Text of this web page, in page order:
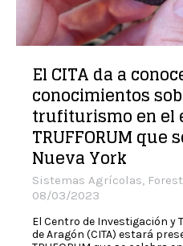
El CITA da a
conocimientos
trufiturismo en el
TRUFFORUM que
Nueva York
Sistemas Agrícolas,
08/03/2023
El Centro de Investigación y
de Aragón (CITA) estará